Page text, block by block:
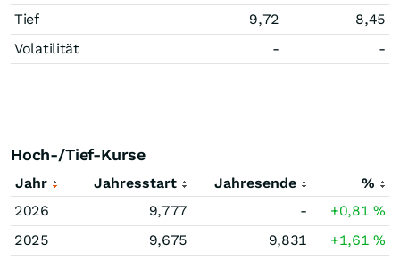
Tief
9,72
8,45
Volatilität
- -
Hoch-/Tief-Kurse
Jahr Jahresstart Jahresende
%
2026
9,777 - +0,81%
2025
9,675 9,831 +1,61%